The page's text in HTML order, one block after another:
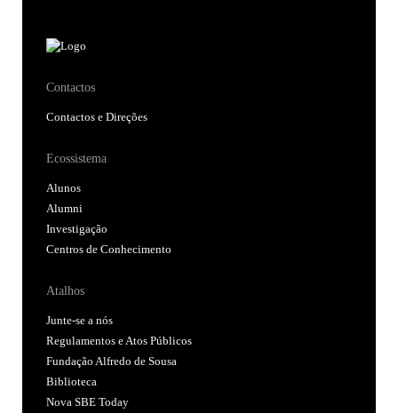
Contactos
Contactos e Direções
Ecossistema
Alunos
Alumni
Investigação
Centros de Conhecimento
Atalhos
Junte-se a nós
Regulamentos e Atos Públicos
Fundação Alfredo de Sousa
Biblioteca
Nova SBE Today